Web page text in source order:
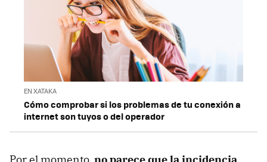
EN XATAKA
Cómo comprobar si los problemas de tu conexión a
internet son tuyos o del operador